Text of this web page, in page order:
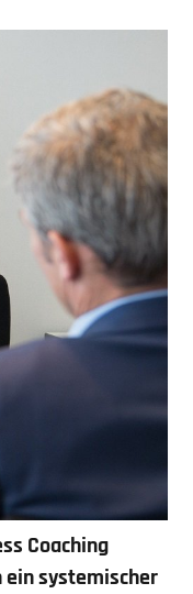
Coaching
systemischer